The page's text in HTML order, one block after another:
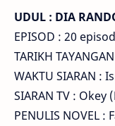
UDUL : DIA
EPISOD : 20 episod
TARIKH
WAKTU SIARAN :
SIARAN TV : Okey
PENULIS NOVEL :